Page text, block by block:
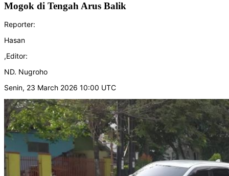
Mogok di Tengah Arus Balik
Reporter:
Hasan
,Editor:
ND. Nugroho
Senin, 23 March 2026 10:00 UTC